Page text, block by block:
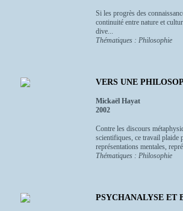
Si les progrès des
continuité entre nature et
dive...
Thématiques : Philosophie
VERS UNE
Mickaël Hayat
2002
Contre les discours
scientifiques, ce travail plaide
représentations mentales,
Thématiques : Philosophie
PSYCHANALYSE ET